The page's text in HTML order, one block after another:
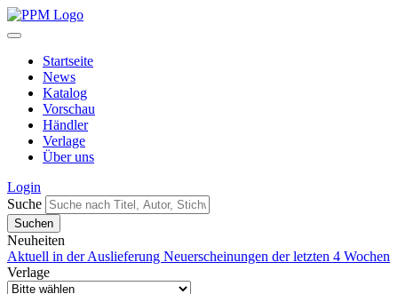
Startseite
News
Katalog
Vorschau
Händler
Verlage
Über uns
Login
Suche
Neuheiten
Aktuell in der Auslieferung Neuerscheinungen der letzten 4 Wochen
Verlage